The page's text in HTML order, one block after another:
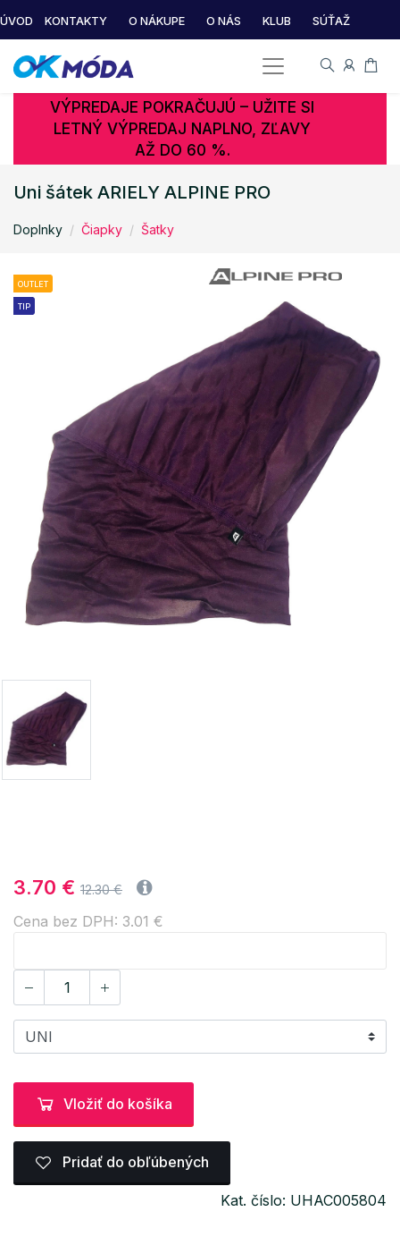
ÚVOD KONTAKTY O NÁKUPE O NÁS KLUB SÚŤAŽ
VÝPREDAJE POKRAČUJÚ – UŽITE SI
LETNÝ VÝPREDAJ NAPLNO, ZĽAVY
AŽ DO 60 %.
Uni šátek ARIELY ALPINE PRO
Doplnky Čiapky Šatky
OUTLET
TIP
3.70 € 12.30 €
Cena bez DPH: 3.01 €
Vložiť do košíka
Pridať do obľúbených
Kat. číslo: UHAC005804